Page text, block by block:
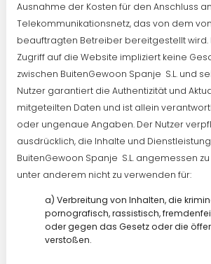
Ausnahme der Kosten für den Anschluss
Telekommunikationsnetz, das von dem
beauftragten Betreiber bereitgestellt wird.
Zugriff auf die Website impliziert keine
zwischen BuitenGewoon Spanje S.L. und
Nutzer garantiert die Authentizität und
mitgeteilten Daten und ist allein
oder ungenaue Angaben. Der Nutzer
ausdrücklich, die Inhalte und
BuitenGewoon Spanje S.L. angemessen
unter anderem nicht zu verwenden für:
a) Verbreitung von Inhalten, die
pornografisch, rassistisch,
oder gegen das Gesetz oder die
verstoßen.